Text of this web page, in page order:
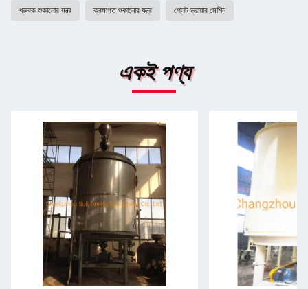
ধ্রুবক শুকানোর যন্ত্র ক্রমাগত শুকানোর যন্ত্র প্লেট ড্রায়ার মেশিন
একই পণ্য